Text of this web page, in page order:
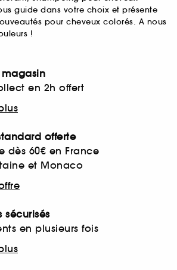
guide dans votre choix et présente
pour cheveux colorés. A nous
!
magasin
en 2h offert
offerte
dès 60€ en France
et Monaco
sécurisés
en plusieurs fois